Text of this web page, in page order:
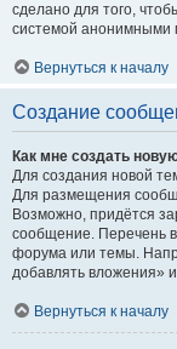
сделано для того,
системой анонимными
Вернуться к началу
Создание
Как мне создать
Для создания новой
Для размещения
Возможно, придётся
сообщение. Перечень
форума или темы.
добавлять вложения»
Вернуться к началу